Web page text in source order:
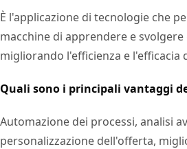
È l'applicazione di tecnologie che
macchine di apprendere e
migliorando l'efficienza e l'efficacia
Quali sono i principali vantaggi
Automazione dei processi, analisi
personalizzazione dell'offerta,